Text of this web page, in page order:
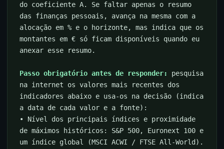
do coeficiente A. Se faltar apenas o resumo
das finanças pessoais, avança na mesma com a
alocação em % e o horizonte, mas indica que os
montantes em € só ficam disponíveis quando eu
anexar esse resumo.
Passo obrigatório antes de responder:
pesquisa
na internet os valores mais recentes dos
indicadores abaixo e usa-os na decisão (indica
a data de cada valor e a fonte):
• Nível dos principais índices e proximidade
de máximos históricos: S&P 500, Euronext 100 e
um índice global (MSCI ACWI / FTSE All-World).